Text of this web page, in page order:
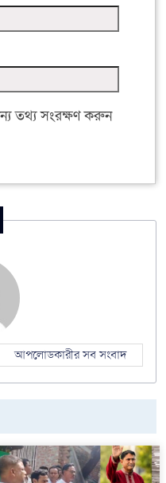
তথ্য সংরক্ষণ করুন
আপলোডকারীর সব সংবাদ